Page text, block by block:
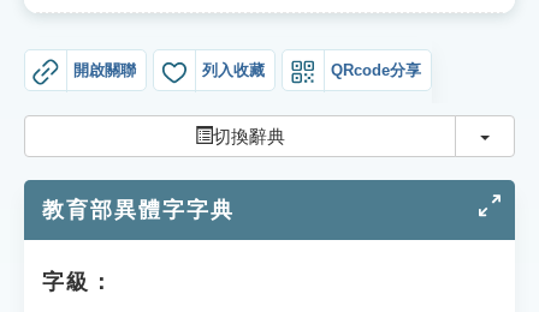
遊戲專區
教學應用
貓頭鷹博士
開啟關聯 列入收藏 QRcode分享
切換辭典 切換
教育部異體字字典
字級：